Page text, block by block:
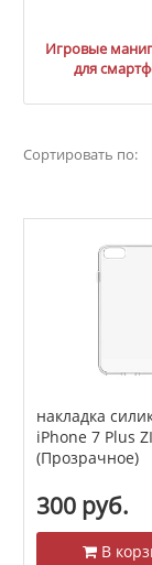
Игровые
для
Сортировать по:
накладка
iPhone 7 Plus
(Прозрачное)
300 руб.
В